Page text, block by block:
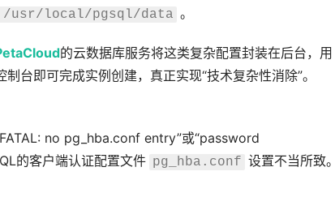
/usr/local/pgsql/data 。
的云数据库服务将这类复杂配置封装在后台，用
台即可完成实例创建，真正实现“技术复杂性消除”。
no pg_hba.conf entry”或“password
的客户端认证配置文件 pg_hba.conf 设置不当所致。